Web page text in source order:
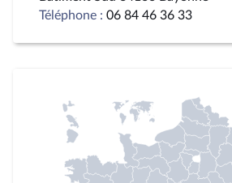
Téléphone : 06 84 46 36 33